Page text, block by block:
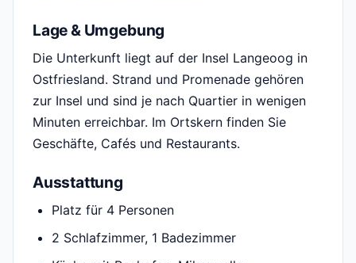
Lage & Umgebung
Die Unterkunft liegt auf der Insel Langeoog in
Ostfriesland. Strand und Promenade gehören
zur Insel und sind je nach Quartier in wenigen
Minuten erreichbar. Im Ortskern finden Sie
Geschäfte, Cafés und Restaurants.
Ausstattung
Platz für 4 Personen
2 Schlafzimmer, 1 Badezimmer